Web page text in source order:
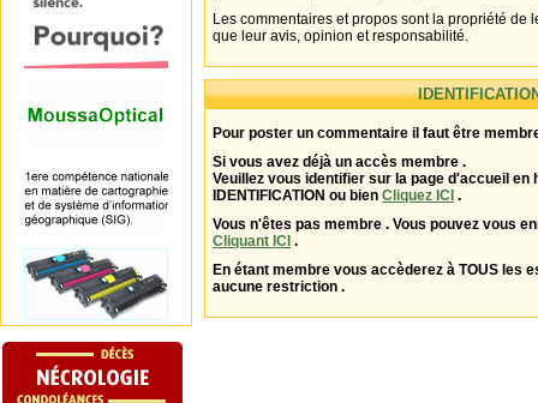
Les commentaires et propos sont la propriété de
que leur avis, opinion et responsabilité.
Pour poster un commentaire il faut être
Si vous avez déjà un accès membre .
Veuillez vous identifier sur la page d'accueil en
IDENTIFICATION ou bien Cliquez ICI .
Vous n'êtes pas membre . Vous pouvez vous
Cliquant ICI .
En étant membre vous accèderez à TOUS les
aucune restriction .